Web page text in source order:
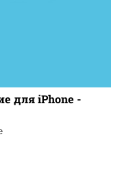
для iPhone -